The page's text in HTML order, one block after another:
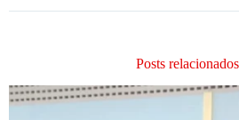
Posts relacionados